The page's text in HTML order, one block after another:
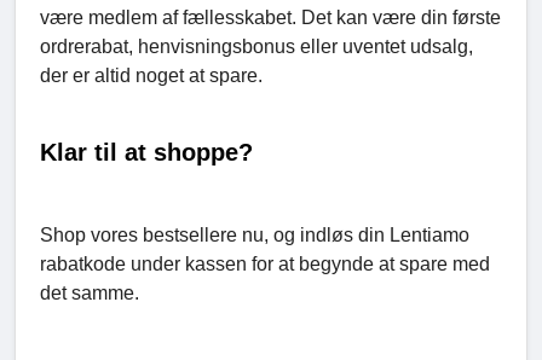
være medlem af fællesskabet. Det kan være din første
ordrerabat, henvisningsbonus eller uventet udsalg,
der er altid noget at spare.
Klar til at shoppe?
Shop vores bestsellere nu, og indløs din Lentiamo
rabatkode under kassen for at begynde at spare med
det samme.